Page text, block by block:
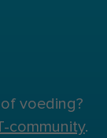
voeding?
community.